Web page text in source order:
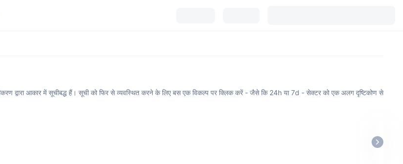
द्वारा आकार में सूचीबद्ध हैं। सूची को फिर से व्यवस्थित करने के लिए बस एक विकल्प पर क्लिक करें - जैसे कि 24h या 7d - सेक्टर को एक अलग दृष्टिकोण से